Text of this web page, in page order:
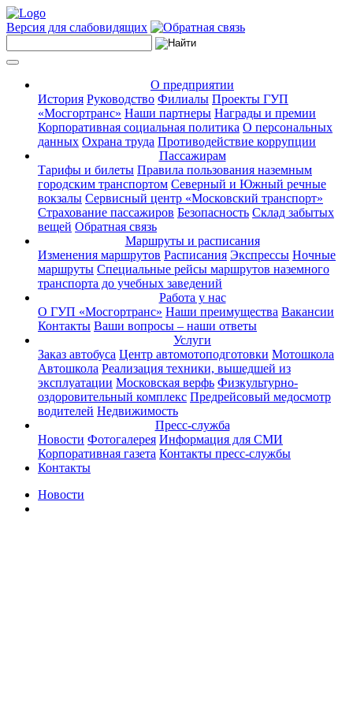
Версия для слабовидящих
О предприятии
История Руководство Филиалы Проекты ГУП
«Мосгортранс» Наши партнеры Награды и премии
Корпоративная социальная политика О персональных
данных Охрана труда Противодействие коррупции
Пассажирам
Тарифы и билеты Правила пользования наземным
городским транспортом Северный и Южный речные
вокзалы Сервисный центр «Московский транспорт»
Страхование пассажиров Безопасность Склад забытых
вещей Обратная связь
Маршруты и расписания
Изменения маршрутов Расписания Экспрессы Ночные
маршруты Специальные рейсы маршрутов наземного
транспорта до учебных заведений
Работа у нас
О ГУП «Мосгортранс» Наши преимущества Вакансии
Контакты Ваши вопросы – наши ответы
Услуги
Заказ автобуса Центр автомотоподготовки Мотошкола
Автошкола Реализация техники, вышедшей из
эксплуатации Московская верфь Физкультурно-
оздоровительный комплекс Предрейсовый медосмотр
водителей Недвижимость
Пресс-служба
Новости Фотогалерея Информация для СМИ
Корпоративная газета Контакты пресс-службы
Контакты
Новости